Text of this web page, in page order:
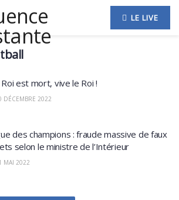
LE LIVE
est mort, vive le Roi !
DÉCEMBRE 2022
des champions : fraude massive de faux
selon le ministre de l’Intérieur
MAI 2022